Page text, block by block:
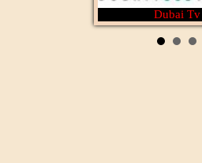
Dubai Tv